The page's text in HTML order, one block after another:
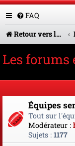
FAQ
Retour vers le site U.A.G.R.
Les forums
Équipes
Tout sur
Modérateur :
Sujets : 1177